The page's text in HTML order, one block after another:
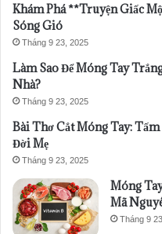
Khám Phá **Truyện Giấc
Sóng Gió
Tháng 9 23, 2025
Làm Sao Để Móng Tay
Nhà?
Tháng 9 23, 2025
Bài Thơ Cắt Móng Tay:
Đời Mẹ
Tháng 9 23, 2025
Móng
Mã
Tháng 9